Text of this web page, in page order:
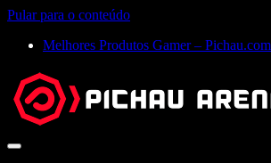
Pular para o conteúdo
Melhores Produtos Gamer –
Abrir